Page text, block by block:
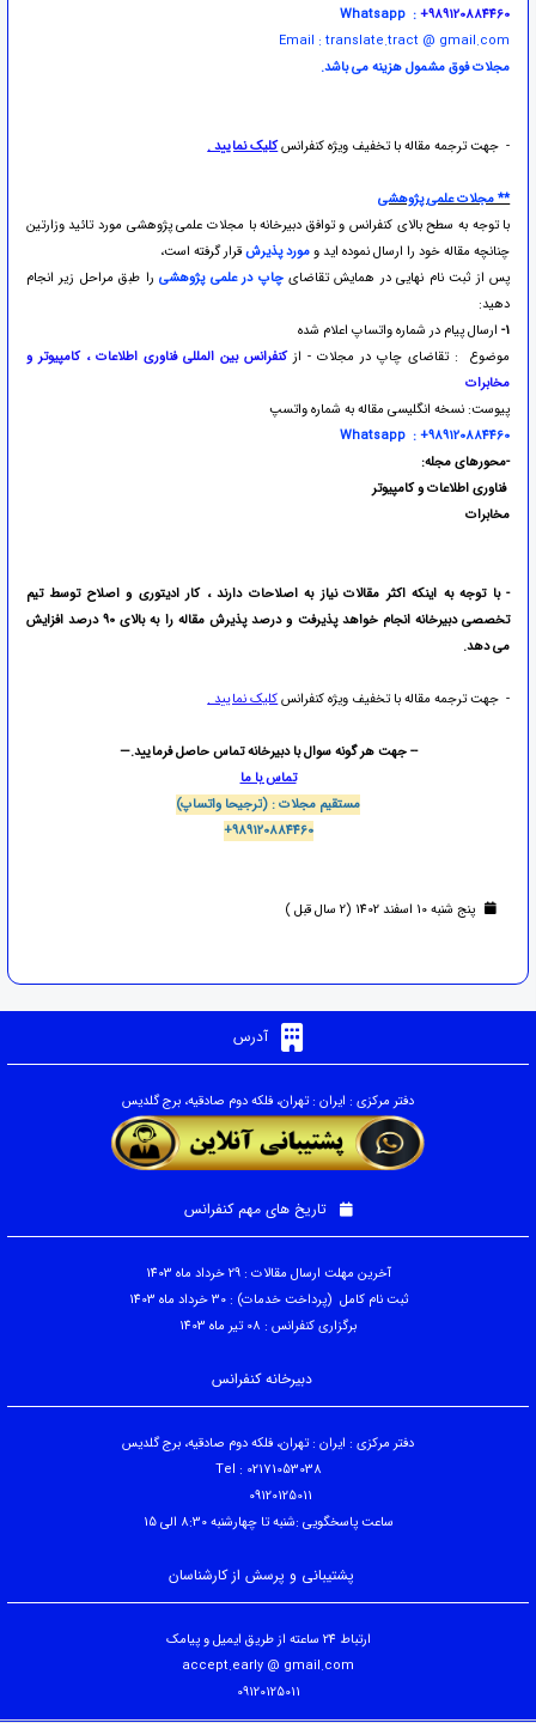
Whatsapp :+989120884460
Email : translate.tract @ gmail.com
مجلات فوق مشمول هزینه می باشد.
- جهت ترجمه مقاله با تخفیف ویژه کنفرانسکلیک نمایید .
** مجلات علمی پژوهشی
با توجه به سطح بالای کنفرانس و توافق دبیرخانه با مجلات علمی پژوهشی مورد تائید وزارتین
چنانچه مقاله خود را ارسال نموده اید ومورد پذیرشقرار گرفته است،
پس از ثبت نام نهایی در همایش تقاضای چاپ در علمی پژوهشیرا طبق مراحل زیر انجام
دهید:
1-ارسال پیام در شماره واتساپ اعلام شده
موضوع : تقاضای چاپ در مجلات - ازکنفرانس بین المللی فناوری اطلاعات ، کامپیوتر و
مخابرات
پیوست: نسخه انگلیسی مقاله به شماره واتسپ
Whatsapp : +989120884460
-محورهای مجله:
فناوری اطلاعات و کامپیوتر
مخابرات
-با توجه به اینکه اکثر مقالات نیاز به اصلاحات دارند ، کار ادیتوری و اصلاح توسط تیم
تخصصی دبیرخانه انجام خواهد پذیرفت و درصد پذیرش مقاله را به بالای 90 درصد افزایش
می دهد.
- جهت ترجمه مقاله با تخفیف ویژه کنفرانسکلیک نمایید .
-- جهت هر گونه سوال با دبیرخانه تماس حاصل فرمایید.—
تماس با ما
مستقیم مجلات : (ترجیحا واتساپ)
+989120884460
پنج شنبه 10 اسفند 1402 (2 سال قبل )
آدرس
دفتر مرکزی : ایران : تهران، فلکه دوم صادقیه، برج گلدیس
تاریخ های مهم کنفرانس
آخرین مهلت ارسال مقالات : 29 خرداد ماه 1403
ثبت نام کامل (پرداخت خدمات) : 30 خرداد ماه 1403
برگزاری کنفرانس : 08 تیر ماه 1403
دبیرخانه کنفرانس
دفتر مرکزی : ایران : تهران، فلکه دوم صادقیه، برج گلدیس
Tel : 02171053038
09120125011
ساعت پاسخگویی :شنبه تا چهارشنبه 8:30 الی 15
پشتیبانی و پرسش از کارشناسان
ارتباط 24 ساعته از طریق ایمیل و پیامک
accept.early @ gmail.com
09120125011